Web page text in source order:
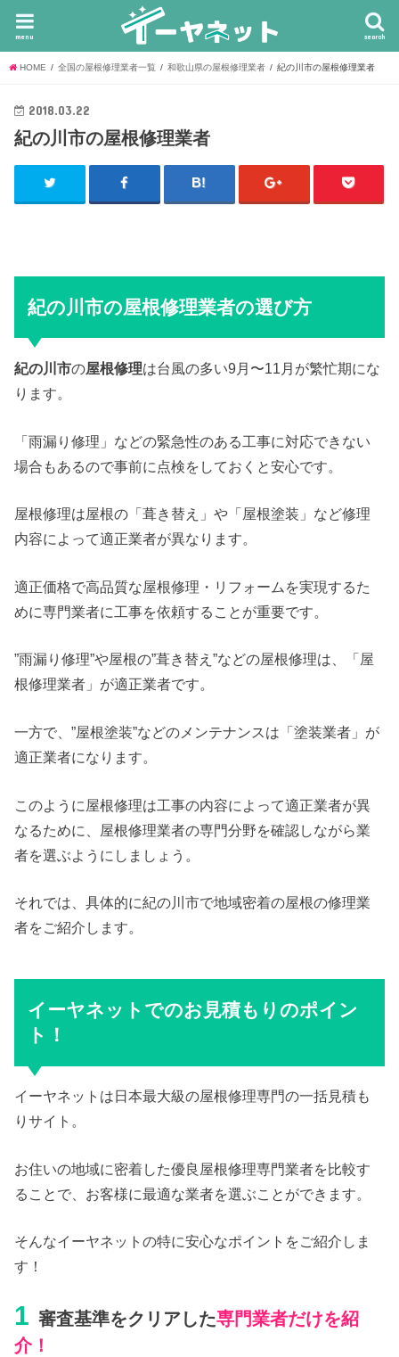
search
menu
HOME 全国の屋根修理業者一覧 和歌山県の屋根修理業者 紀の川市の屋根修理業者
2018.03.22
紀の川市の屋根修理業者
紀の川市の屋根修理業者の選び方
紀の川市の屋根修理は台風の多い9月〜11月が繁忙期にな
ります。
「雨漏り修理」などの緊急性のある工事に対応できない
場合もあるので事前に点検をしておくと安心です。
屋根修理は屋根の「葺き替え」や「屋根塗装」など修理
内容によって適正業者が異なります。
適正価格で高品質な屋根修理・リフォームを実現するた
めに専門業者に工事を依頼することが重要です。
”雨漏り修理”や屋根の”葺き替え”などの屋根修理は、「屋
根修理業者」が適正業者です。
一方で、”屋根塗装”などのメンテナンスは「塗装業者」が
適正業者になります。
このように屋根修理は工事の内容によって適正業者が異
なるために、屋根修理業者の専門分野を確認しながら業
者を選ぶようにしましょう。
それでは、具体的に紀の川市で地域密着の屋根の修理業
者をご紹介します。
イーヤネットでのお見積もりのポイン
ト！
イーヤネットは日本最大級の屋根修理専門の一括見積も
りサイト。
お住いの地域に密着した優良屋根修理専門業者を比較す
ることで、お客様に最適な業者を選ぶことができます。
そんなイーヤネットの特に安心なポイントをご紹介しま
す！
1 審査基準をクリアした専門業者だけを紹
介！